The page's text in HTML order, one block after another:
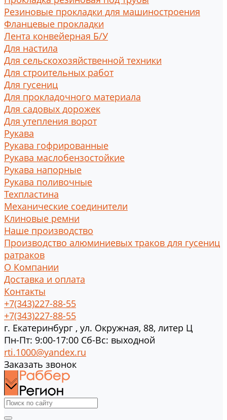
Резиновые прокладки для машиностроения
Фланцевые прокладки
Лента конвейерная Б/У
Для настила
Для сельскохозяйственной техники
Для строительных работ
Для гусениц
Для прокладочного материала
Для садовых дорожек
Для утепления ворот
Рукава
Рукава гофрированные
Рукава маслобензостойкие
Рукава напорные
Рукава поливочные
Техпластина
Механические соединители
Клиновые ремни
Наше производство
Производство алюминиевых траков для гусениц
ратраков
О Компании
Доставка и оплата
Контакты
+7(343)227-88-55
+7(343)227-88-55
г. Екатеринбург , ул. Окружная, 88, литер Ц
Пн-Пт: 9:00-17:00 Cб-Вс: выходной
rti.1000@yandex.ru
Заказать звонок